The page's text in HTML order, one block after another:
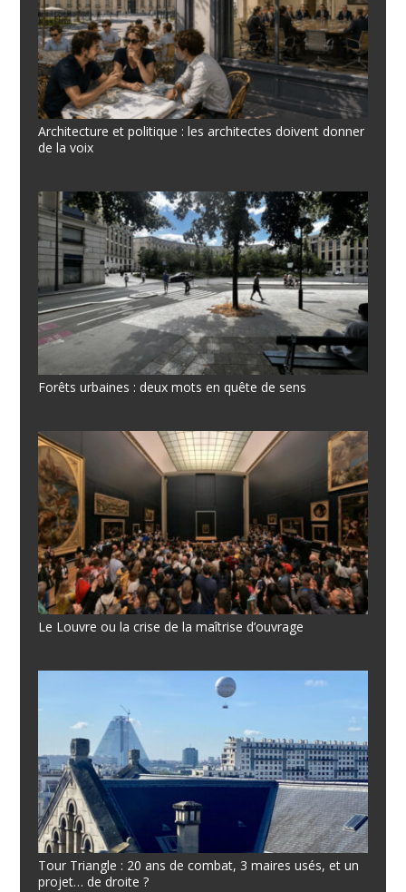
Architecture et politique : les architectes doivent donner
de la voix
Forêts urbaines : deux mots en quête de sens
Le Louvre ou la crise de la maîtrise d’ouvrage
Tour Triangle : 20 ans de combat, 3 maires usés, et un
projet… de droite ?